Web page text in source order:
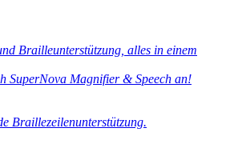
Brailleunterstützung, alles in einem
SuperNova Magnifier & Speech an!
Braillezeilenunterstützung.